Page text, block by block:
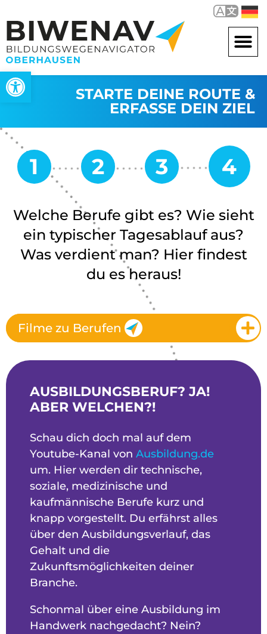
Werkzeugleiste öffnen
STARTE DEINE ROUTE &
ERFASSE DEIN ZIEL
Welche Berufe gibt es? Wie sieht
ein typischer Tagesablauf aus?
Was verdient man? Hier findest
du es heraus!
Filme zu Berufen
AUSBILDUNGSBERUF? JA!
ABER WELCHEN?!
Schau dich doch mal auf dem
Youtube-Kanal von Ausbildung.de
um. Hier werden dir technische,
soziale, medizinische und
kaufmännische Berufe kurz und
knapp vorgestellt. Du erfährst alles
über den Ausbildungsverlauf, das
Gehalt und die
Zukunftsmöglichkeiten deiner
Branche.
Schonmal über eine Ausbildung im
Handwerk nachgedacht? Nein?